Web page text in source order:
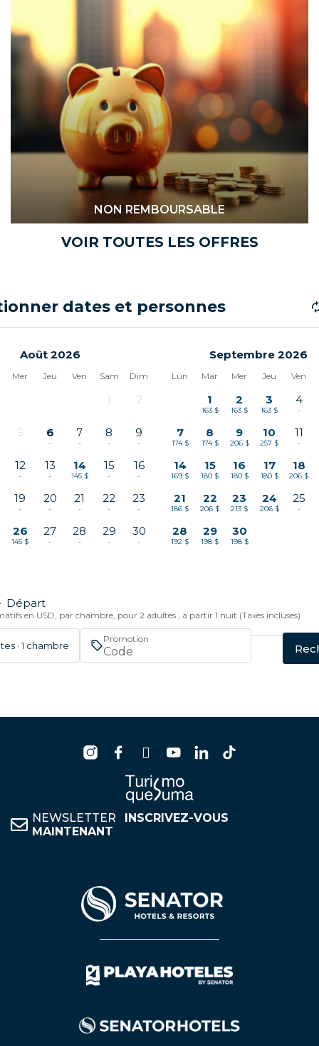
NON REMBOURSABLE
VOIR TOUTES LES OFFRES
dates et personnes
Août 2026
Mer Jeu Ven Sam Dim
1 2
5 6
-
7
-
8
-
9
-
12
-
13
-
14
145 $
15
-
16
-
19
-
20
-
21
-
22
-
23
-
26
145 $
27
-
28
-
29
-
30
-
Septembre 2026
Lun Mar Mer Jeu Ven
1
163 $
2
163 $
3
163 $
4
-
7
174 $
8
174 $
9
206 $
10
257 $
11
-
14
169 $
15
180 $
16
180 $
17
180 $
18
206 $
21
186 $
22
206 $
23
213 $
24
206 $
25
-
28
192 $
29
198 $
30
198 $
Départ
en USD, par chambre, pour 2 adultes , à partir 1 nuit (Taxes incluses)
· 1 chambre
Promotion
NEWSLETTER
INSCRIVEZ-VOUS
MAINTENANT